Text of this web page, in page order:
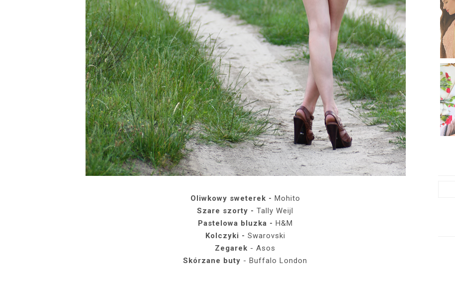
Oliwkowy sweterek - Mohito
Szare szorty - Tally Weijl
Pastelowa bluzka - H&M
Kolczyki - Swarovski
Zegarek - Asos
Skórzane buty - Buffalo London